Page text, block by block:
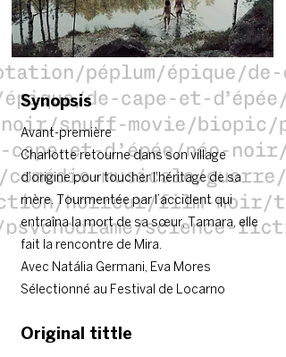
Synopsis
Avant-première
Charlotte retourne dans son village
d’origine pour toucher l’héritage de sa
mère. Tourmentée par l’accident qui
entraîna la mort de sa sœur, Tamara, elle
fait la rencontre de Mira.
Avec Natália Germani, Eva Mores
Sélectionné au Festival de Locarno
Original tittle